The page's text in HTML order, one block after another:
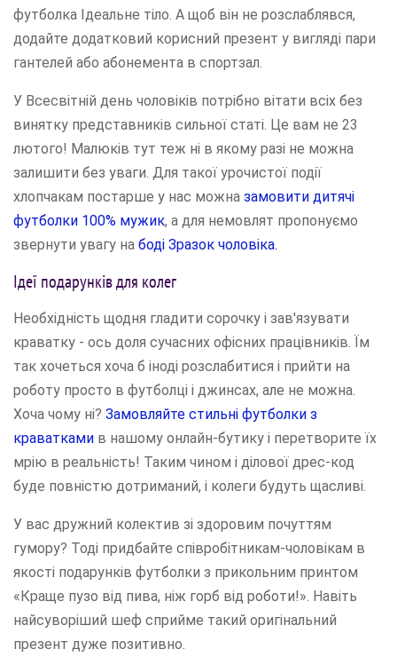
футболка Ідеальне тіло. А щоб він не розслаблявся,
додайте додатковий корисний презент у вигляді пари
гантелей або абонемента в спортзал.
У Всесвітній день чоловіків потрібно вітати всіх без
винятку представників сильної статі. Це вам не 23
лютого! Малюків тут теж ні в якому разі не можна
залишити без уваги. Для такої урочистої події
хлопчакам постарше у нас можна замовити дитячі
футболки 100% мужик, а для немовлят пропонуємо
звернути увагу на боді Зразок чоловіка.
Ідеї подарунків для колег
Необхідність щодня гладити сорочку і зав'язувати
краватку - ось доля сучасних офісних працівників. Їм
так хочеться хоча б іноді розслабитися і прийти на
роботу просто в футболці і джинсах, але не можна.
Хоча чому ні? Замовляйте стильні футболки з
краватками в нашому онлайн-бутику і перетворите їх
мрію в реальність! Таким чином і ділової дрес-код
буде повністю дотриманий, і колеги будуть щасливі.
У вас дружний колектив зі здоровим почуттям
гумору? Тоді придбайте співробітникам-чоловікам в
якості подарунків футболки з прикольним принтом
«Краще пузо від пива, ніж горб від роботи!». Навіть
найсуворіший шеф сприйме такий оригінальний
презент дуже позитивно.